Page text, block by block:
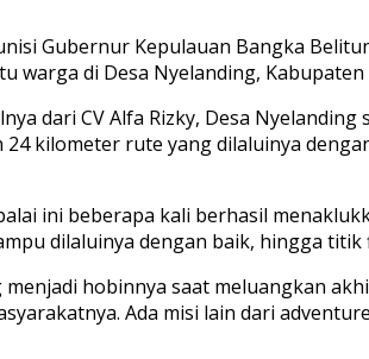
Gubernur Kepulauan Bangka
di Desa Nyelanding,
dari CV Alfa Rizky, Desa
kilometer rute yang dilaluinya
ini beberapa kali berhasil
dilaluinya dengan baik, hingga titik
hobinnya saat meluangkan
Ada misi lain dari